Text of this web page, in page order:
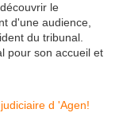
le
d'une audience,
du tribunal.
pour son accueil et